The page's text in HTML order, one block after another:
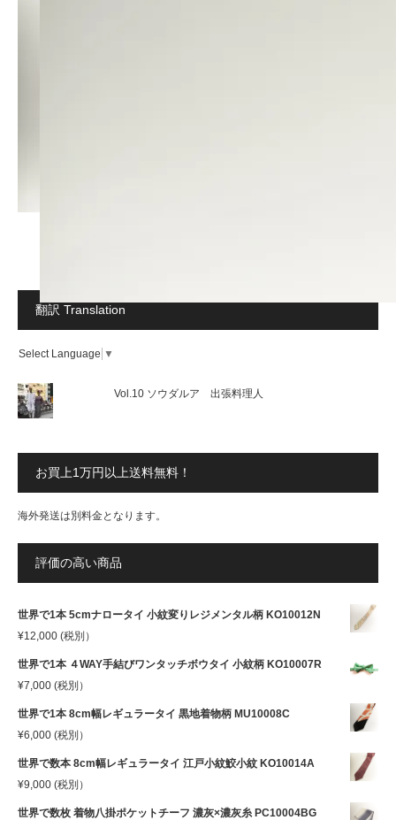
翻訳 Translation
Select Language ▼
Vol.10 ソウダルア 出張料理人
お買上1万円以上送料無料！
海外発送は別料金となります。
評価の高い商品
世界で1本 5cmナロータイ 小紋変りレジメンタル柄 KO10012N
¥12,000 (税別）
世界で1本 ４WAY手結びワンタッチボウタイ 小紋柄 KO10007R
¥7,000 (税別）
世界で1本 8cm幅レギュラータイ 黒地着物柄 MU10008C
¥6,000 (税別）
世界で数本 8cm幅レギュラータイ 江戸小紋鮫小紋 KO10014A
¥9,000 (税別）
世界で数枚 着物八掛ポケットチーフ 濃灰×濃灰糸 PC10004BG